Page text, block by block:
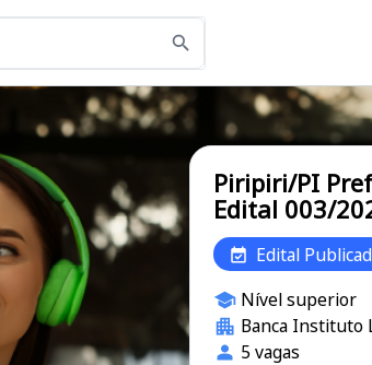
Piripiri/PI
Edital 003/
Edital
Nível superior
Banca Instituto
5 vagas